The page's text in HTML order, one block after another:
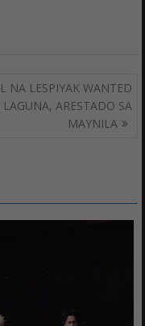
NA LESPIYAK WANTED
LAGUNA, ARESTADO SA
MAYNILA